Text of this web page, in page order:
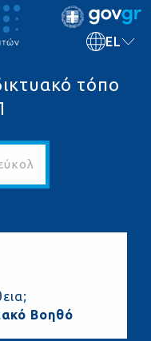
EL
τόπο
και γρήγορα...
Βοηθό